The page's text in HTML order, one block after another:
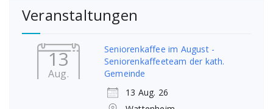
Veranstaltungen
13
Aug.
Seniorenkaffee im August -
Seniorenkaffeeteam der kath.
Gemeinde
13 Aug. 26